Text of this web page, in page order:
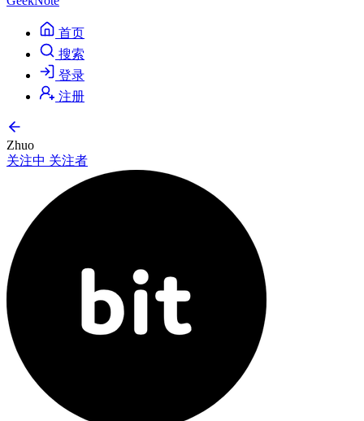
首页
搜索
登录
注册
Zhuo
关注中 关注者